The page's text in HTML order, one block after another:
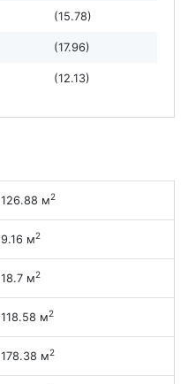
(15.78)
(17.96)
(12.13)
126.88 м2
9.16 м2
18.7 м2
118.58 м2
178.38 м2